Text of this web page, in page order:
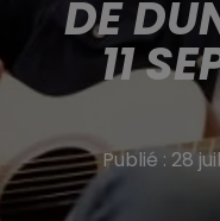
DE
11
Publié : 28